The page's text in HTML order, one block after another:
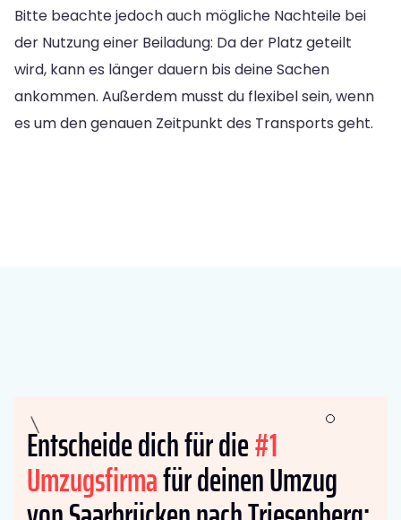
Bitte beachte jedoch auch mögliche Nachteile bei
der Nutzung einer Beiladung: Da der Platz geteilt
wird, kann es länger dauern bis deine Sachen
ankommen. Außerdem musst du flexibel sein, wenn
es um den genauen Zeitpunkt des Transports geht.
Entscheide dich für die#1
Umzugsfirmafür deinen Umzug